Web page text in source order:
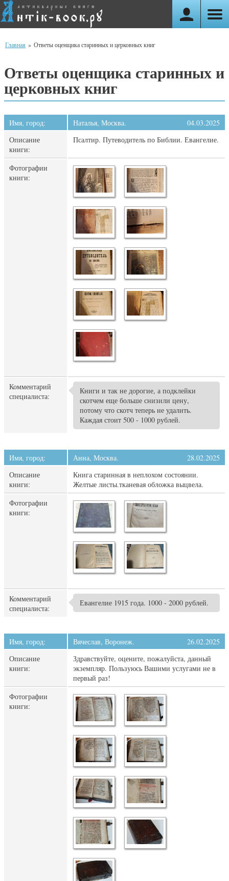
Главная » Ответы оценщика старинных и церковных книг
Ответы оценщика старинных и
церковных книг
Имя, город: Наталья, Москва.
04.03.2025
Описание
книги:
Псалтир. Путеводитель по Библии. Евангелие.
Фотографии
книги:
Комментарий
специалиста:
Книги и так не дорогие, а подклейки
скотчем еще больше снизили цену,
потому что скотч теперь не удалить.
Каждая стоит 500 - 1000 рублей.
Имя, город: Анна, Москва.
28.02.2025
Описание
книги:
Книга старинная в неплохом состоянии.
Желтые листы.тканевая обложка выцвела.
Фотографии
книги:
Комментарий
специалиста:
Евангелие 1915 года. 1000 - 2000 рублей.
Имя, город: Вячеслав, Воронеж.
26.02.2025
Описание
книги:
Здравствуйте, оцените, пожалуйста, данный
экземпляр. Пользуюсь Вашими услугами не в
первый раз!
Фотографии
книги: